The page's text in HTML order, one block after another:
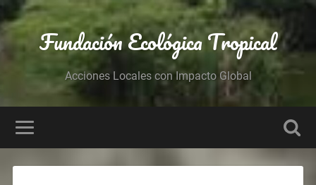
Fundación Ecológica Tropical
Acciones Locales con Impacto Global